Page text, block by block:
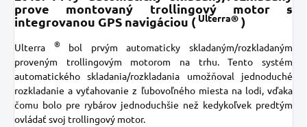
prove montovaný trollingový motor s
integrovanou GPS navigáciou ( Ulterra® )
Ulterra ®
bol prvým automaticky skladaným/rozkladaným
proveným trollingovým motorom na trhu. Tento systém
automatického skladania/rozkladania umožňoval jednoduché
rozkladanie a vyťahovanie z ľubovoľného miesta na lodi, vďaka
čomu bolo pre rybárov jednoduchšie než kedykoľvek predtým
ovládať svoj trollingový motor.